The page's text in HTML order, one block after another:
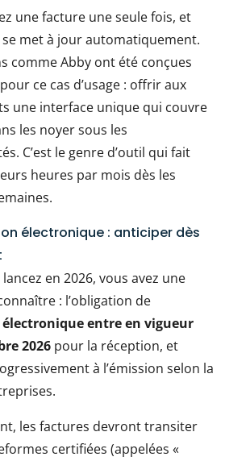
une facture une seule fois, et
met à jour automatiquement.
comme Abby ont été conçues
ce cas d’usage : offrir aux
une interface unique qui couvre
les noyer sous les
C’est le genre d’outil qui fait
heures par mois dès les
électronique : anticiper dès
en 2026, vous avez une
: l’obligation de
entre en vigueur
2026pour la réception, et
à l’émission selon la
les factures devront transiter
certifiées (appelées «